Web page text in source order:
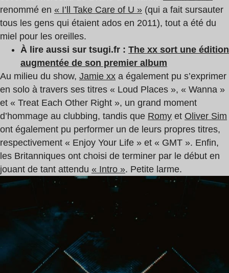
renommé en « I’ll Take Care of U » (qui a fait sursauter
tous les gens qui étaient ados en 2011), tout a été du
miel pour les oreilles.
À lire aussi sur tsugi.fr : The xx sort une édition
augmentée de son premier album
Au milieu du show, Jamie xx a également pu s’exprimer
en solo à travers ses titres « Loud Places », « Wanna »
et « Treat Each Other Right », un grand moment
d’hommage au clubbing, tandis que Romy et Oliver Sim
ont également pu performer un de leurs propres titres,
respectivement « Enjoy Your Life » et « GMT ». Enfin,
les Britanniques ont choisi de terminer par le début en
jouant de tant attendu « Intro ». Petite larme.